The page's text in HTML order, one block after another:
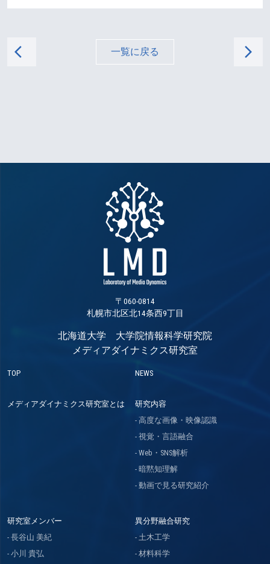
arrow_back_ios 一覧に戻る arrow_forward_ios
〒060-0814
札幌市北区北14条西9丁目
北海道大学 大学院情報科学研究院
メディアダイナミクス研究室
TOP NEWS
メディアダイナミクス研究室とは
研究内容
高度な画像・映像認識
視覚・言語融合
Web・SNS解析
暗黙知理解
動画で見る研究紹介
研究室メンバー
長谷山 美紀
小川 貴弘
異分野融合研究
土木工学
材料科学